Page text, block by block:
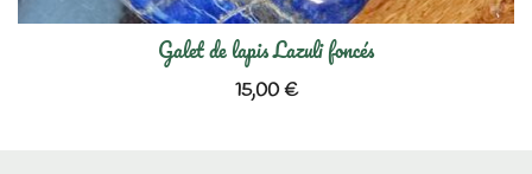
Galet de lapis Lazuli foncés
15,00€